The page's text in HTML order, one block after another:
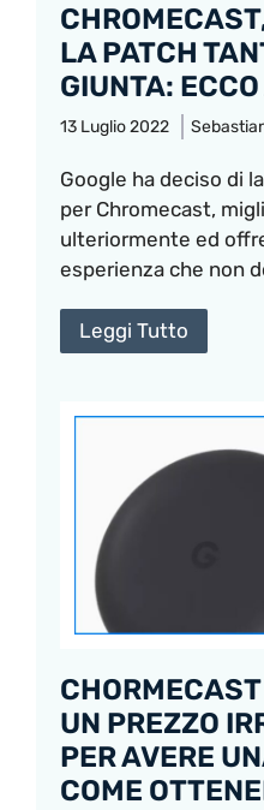
LA PATCH
GIUNTA:
13 Luglio 2022
Google ha deciso di
per Chromecast,
ulteriormente ed
esperienza che non
Leggi Tutto
UN PREZZO
PER AVERE
COME